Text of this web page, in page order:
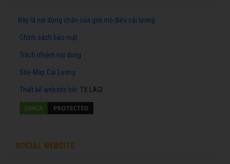
Đây là nơi dừng chân của giới mộ điệu cải lương
Chính sách bảo mật
Trách nhiệm nội dung
Site-Map Cải Lương
Thiết kế website bởi: TX LAGI
SOCIAL WEBSITE